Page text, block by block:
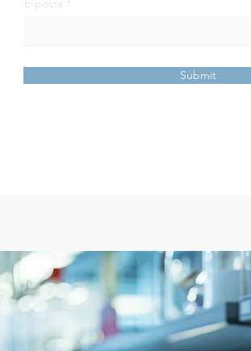
E-posta
Submit